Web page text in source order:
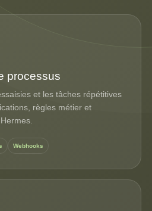
processus
et les tâches répétitives
règles métier et
Webhooks